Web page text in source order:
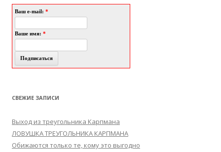
Ваш e-mail: *
Ваше имя: *
СВЕЖИЕ ЗАПИСИ
Выход из треугольника Карпмана
ЛОВУШКА ТРЕУГОЛЬНИКА КАРПМАНА
Обижаются только те, кому это выгодно